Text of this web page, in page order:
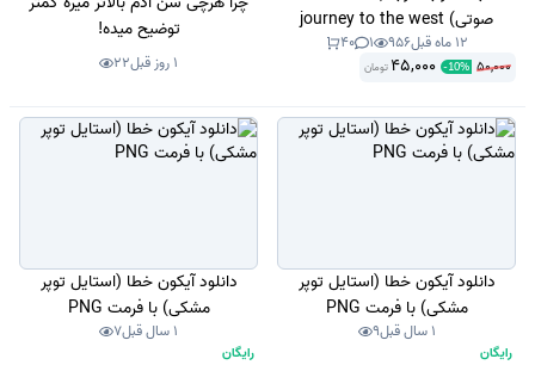
صوتی) journey to the west
12 ماه قبل 956
1
40
50,000
-10%
45,000 تومان
توضیح میده!
1 روز قبل 22
دانلود آیکون خطا (استایل توپر
مشکی) با فرمت PNG
1 سال قبل 9
رایگان
دانلود آیکون خطا (استایل توپر
مشکی) با فرمت PNG
1 سال قبل 7
رایگان